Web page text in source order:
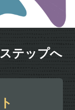
テップへ